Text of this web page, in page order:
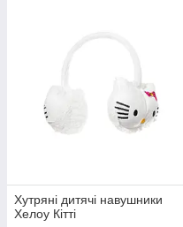
Хутряні дитячі навушники
Хелоу Кітті